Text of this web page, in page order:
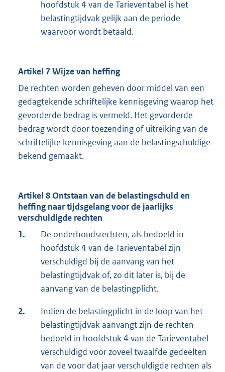
hoofdstuk 4 van de Tarieventabel is het
belastingtijdvak gelijk aan de periode
waarvoor wordt betaald.
Artikel 7 Wijze van heffing
De rechten worden geheven door middel van een
gedagtekende schriftelijke kennisgeving waarop het
gevorderde bedrag is vermeld. Het gevorderde
bedrag wordt door toezending of uitreiking van de
schriftelijke kennisgeving aan de belastingschuldige
bekend gemaakt.
Artikel 8 Ontstaan van de belastingschuld en
heffing naar tijdsgelang voor de jaarlijks
verschuldigde rechten
1.
De onderhoudsrechten, als bedoeld in
hoofdstuk 4 van de Tarieventabel zijn
verschuldigd bij de aanvang van het
belastingtijdvak of, zo dit later is, bij de
aanvang van de belastingplicht.
2.
Indien de belastingplicht in de loop van het
belastingtijdvak aanvangt zijn de rechten
bedoeld in hoofdstuk 4 van de Tarieventabel
verschuldigd voor zoveel twaalfde gedeelten
van de voor dat jaar verschuldigde rechten als